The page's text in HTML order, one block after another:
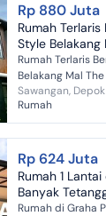
Rp 880 Juta
Rumah
Style Belakang
Rumah Terlaris
Belakang Mal
belakang Mal The
lantai yang
Sawangan, Depok
Rumah
Rp 624 Juta
Rumah 1
Banyak
Rumah di Graha